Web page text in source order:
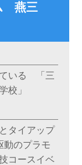
燕三
いる 「三
校」
タイアップ
動のプラモ
コースイベ